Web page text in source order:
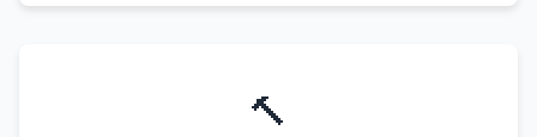
🔨